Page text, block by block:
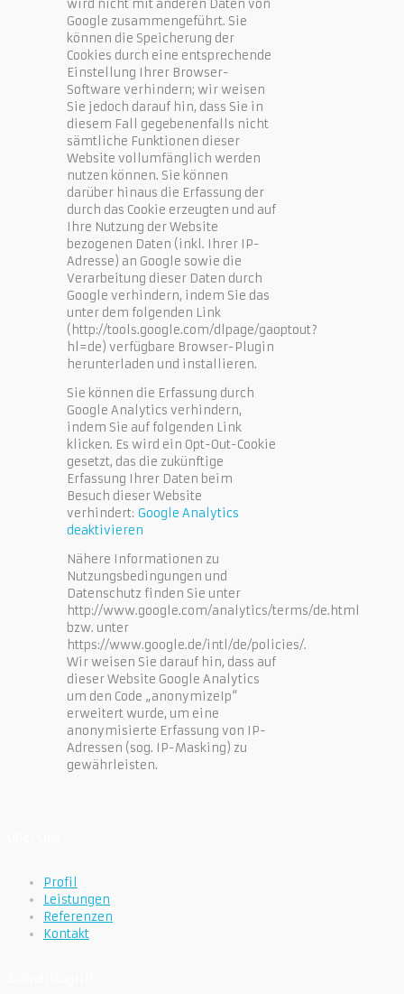
wird nicht mit anderen Daten von
Google zusammengeführt. Sie
können die Speicherung der
Cookies durch eine entsprechende
Einstellung Ihrer Browser-
Software verhindern; wir weisen
Sie jedoch darauf hin, dass Sie in
diesem Fall gegebenenfalls nicht
sämtliche Funktionen dieser
Website vollumfänglich werden
nutzen können. Sie können
darüber hinaus die Erfassung der
durch das Cookie erzeugten und auf
Ihre Nutzung der Website
bezogenen Daten (inkl. Ihrer IP-
Adresse) an Google sowie die
Verarbeitung dieser Daten durch
Google verhindern, indem Sie das
unter dem folgenden Link
(http://tools.google.com/dlpage/gaoptout?
hl=de) verfügbare Browser-Plugin
herunterladen und installieren.
Sie können die Erfassung durch
Google Analytics verhindern,
indem Sie auf folgenden Link
klicken. Es wird ein Opt-Out-Cookie
gesetzt, das die zukünftige
Erfassung Ihrer Daten beim
Besuch dieser Website
verhindert: Google Analytics
deaktivieren
Nähere Informationen zu
Nutzungsbedingungen und
Datenschutz finden Sie unter
http://www.google.com/analytics/terms/de.html
bzw. unter
https://www.google.de/intl/de/policies/.
Wir weisen Sie darauf hin, dass auf
dieser Website Google Analytics
um den Code „anonymizeIp“
erweitert wurde, um eine
anonymisierte Erfassung von IP-
Adressen (sog. IP-Masking) zu
gewährleisten.
Profil
Leistungen
Referenzen
Kontakt